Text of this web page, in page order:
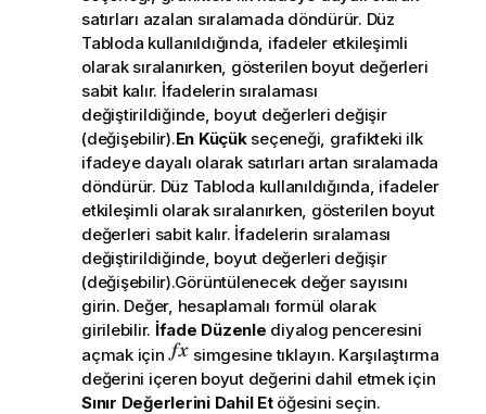
satırları azalan sıralamada döndürür. Düz
Tabloda kullanıldığında, ifadeler etkileşimli
olarak sıralanırken, gösterilen boyut değerleri
sabit kalır. İfadelerin sıralaması
değiştirildiğinde, boyut değerleri değişir
(değişebilir).En Küçükseçeneği, grafikteki ilk
ifadeye dayalı olarak satırları artan sıralamada
döndürür. Düz Tabloda kullanıldığında, ifadeler
etkileşimli olarak sıralanırken, gösterilen boyut
değerleri sabit kalır. İfadelerin sıralaması
değiştirildiğinde, boyut değerleri değişir
(değişebilir).Görüntülenecek değer sayısını
girin. Değer, hesaplamalı formül olarak
girilebilir. İfade Düzenle diyalog penceresini
açmak için
simgesine tıklayın. Karşılaştırma
değerini içeren boyut değerini dahil etmek için
Sınır Değerlerini Dahil Etöğesini seçin.